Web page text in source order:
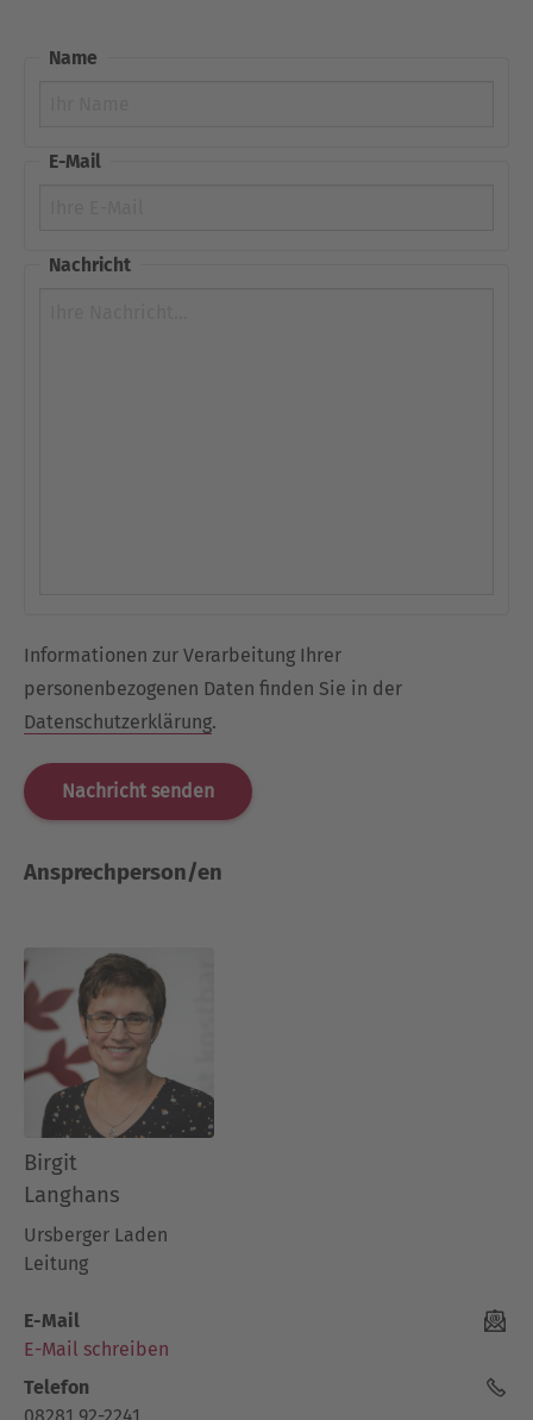
Name
E-Mail
Nachricht
Informationen zur Verarbeitung Ihrer
personenbezogenen Daten finden Sie in der
Datenschutzerklärung.
Ansprechperson/en
Birgit
Langhans
Ursberger Laden
Leitung
E-Mail
E-Mail schreiben
Telefon